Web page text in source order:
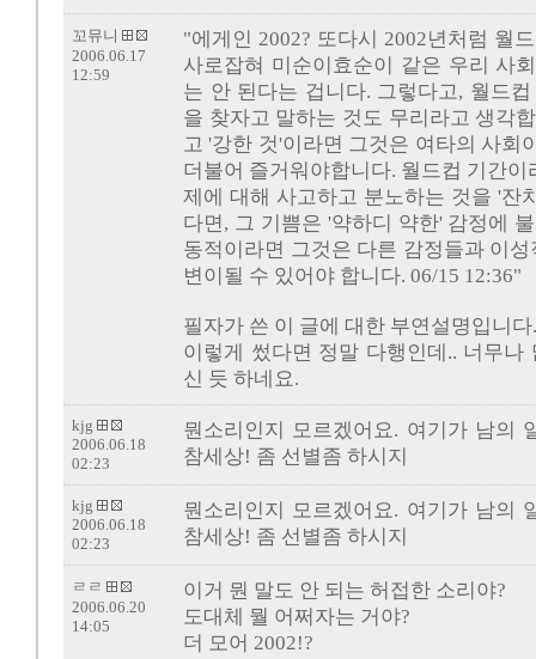
"에게인 2002? 또다시 2002년처럼 월
사로잡혀 미순이효순이 같은 우리 사
는 안 된다는 겁니다. 그렇다고, 월드
을 찾자고 말하는 것도 무리라고 생각
고 '강한 것'이라면 그것은 여타의 사회
더불어 즐거워야합니다. 월드컵 기간
제에 대해 사고하고 분노하는 것을 '잔
다면, 그 기쁨은 '약하디 약한' 감정에
동적이라면 그것은 다른 감정들과 이
변이될 수 있어야 합니다. 06/15 12:36"
필자가 쓴 이 글에 대한 부연설명입니다.
이렇게 썼다면 정말 다행인데.. 너무
신 듯 하네요.
꼬뮤니
2006.06.17
12:59
뭔소리인지 모르겠어요. 여기가 남의
참세상! 좀 선별좀 하시지
kjg
2006.06.18
02:23
뭔소리인지 모르겠어요. 여기가 남의
참세상! 좀 선별좀 하시지
kjg
2006.06.18
02:23
이거 뭔 말도 안 되는 허접한 소리야?
도대체 뭘 어쩌자는 거야?
더 모어 2002!?
ㄹㄹ
2006.06.20
14:05